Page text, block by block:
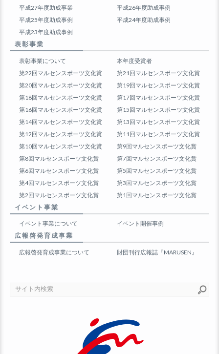
平成27年度助成事業
平成26年度助成事例
平成25年度助成事例
平成24年度助成事例
平成23年度助成事例
表彰事業
表彰事業について
本年度受賞者
第22回マルセンスポーツ文化賞
第21回マルセンスポーツ文化賞
第20回マルセンスポーツ文化賞
第19回マルセンスポーツ文化賞
第18回マルセンスポーツ文化賞
第17回マルセンスポーツ文化賞
第16回マルセンスポーツ文化賞
第15回マルセンスポーツ文化賞
第14回マルセンスポーツ文化賞
第13回マルセンスポーツ文化賞
第12回マルセンスポーツ文化賞
第11回マルセンスポーツ文化賞
第10回マルセンスポーツ文化賞
第9回マルセンスポーツ文化賞
第8回マルセンスポーツ文化賞
第7回マルセンスポーツ文化賞
第6回マルセンスポーツ文化賞
第5回マルセンスポーツ文化賞
第4回マルセンスポーツ文化賞
第3回マルセンスポーツ文化賞
第2回マルセンスポーツ文化賞
第1回マルセンスポーツ文化賞
イベント事業
イベント事業について イベント開催事例
広報啓発育成事業
広報啓発育成事業について 財団刊行広報誌『MARUSEN』